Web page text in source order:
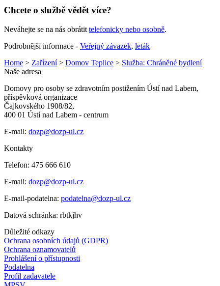
Chcete o službě vědět více?
Neváhejte se na nás obrátit telefonicky nebo osobně.
Podrobnější informace - Veřejný závazek, leták
Home > Zařízení> Domov Teplice > Služba: Chráněné bydlení
Naše adresa
Domovy pro osoby se zdravotním postižením Ústí nad Labem,
příspěvková organizace
Čajkovského 1908/82,
400 01 Ústí nad Labem - centrum
E-mail: dozp@dozp-ul.cz
Kontakty
Telefon: 475 666 610
E-mail: dozp@dozp-ul.cz
E-mail-podatelna: podatelna@dozp-ul.cz
Datová schránka: rbtkjhv
Důležité odkazy
Ochrana osobních údajů (GDPR)
Ochrana oznamovatelů
Prohlášení o přístupnosti
Podatelna
Profil zadavatele